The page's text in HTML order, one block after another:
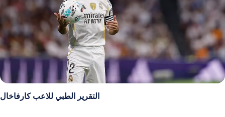
التقرير الطبي للاعب كارفاخال